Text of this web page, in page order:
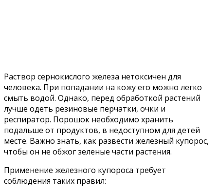
Раствор сернокислого железа нетоксичен для
человека. При попадании на кожу его можно легко
смыть водой. Однако, перед обработкой растений
лучше одеть резиновые перчатки, очки и
респиратор. Порошок необходимо хранить
подальше от продуктов, в недоступном для детей
месте. Важно знать, как развести железный купорос,
чтобы он не обжог зеленые части растения.
Применение железного купороса требует
соблюдения таких правил: